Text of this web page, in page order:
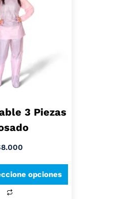
3 Piezas
8.000
opciones